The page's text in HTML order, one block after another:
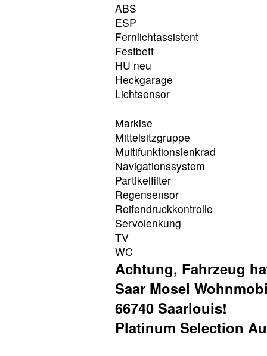
ABS
ESP
Fernlichtassistent
Festbett
HU neu
Heckgarage
Lichtsensor
Markise
Mittelsitzgruppe
Multifunktionslenkrad
Navigationssystem
Partikelfilter
Regensensor
Reifendruckkontrolle
Servolenkung
TV
WC
Achtung, Fahrzeug
Saar Mosel
66740 Saarlouis!
Platinum Selection